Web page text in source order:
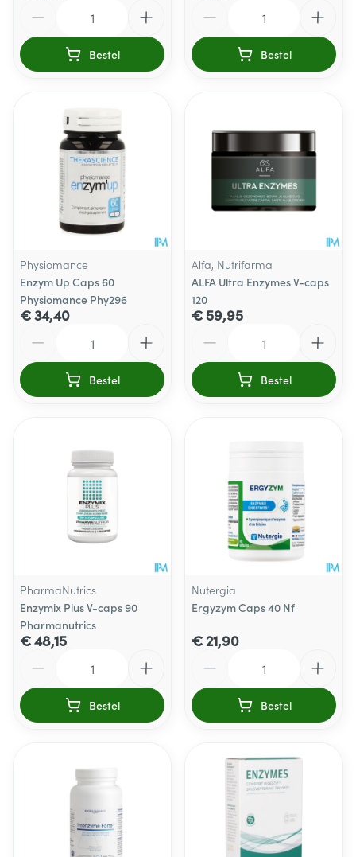
Bestel Bestel
Physiomance
Enzym Up Caps 60
Physiomance Phy296
€ 34,40
Bestel
Alfa, Nutrifarma
ALFA Ultra Enzymes V-caps
120
€ 59,95
Bestel
PharmaNutrics
Enzymix Plus V-caps 90
Pharmanutrics
€ 48,15
Bestel
Nutergia
Ergyzym Caps 40 Nf
€ 21,90
Bestel